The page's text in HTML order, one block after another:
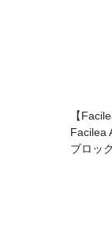
【
Facilea
ブロッ